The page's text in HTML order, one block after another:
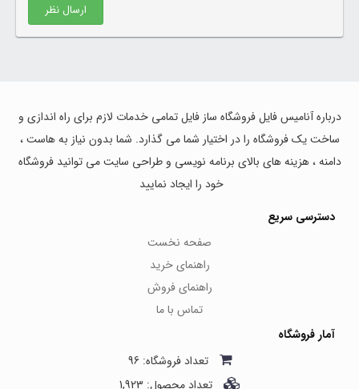
ارسال نظر
درباره آنامیس فایل فروشگاه ساز فایل تمامی خدمات لازم برای راه اندازی و
ساخت یک فروشگاه را در اختیار شما می گذارد. شما بدون نیاز به هاست ،
دامنه ، هزینه های بالای برنامه نویسی و طراحی سایت می توانید فروشگاه
خود را ایجاد نمایید
دسترسی سریع
صفحه نخست
راهنمای خرید
راهنمای فروش
تماس با ما
آمار فروشگاه
تعداد فروشگاه: 96
تعداد محصول: 1,923